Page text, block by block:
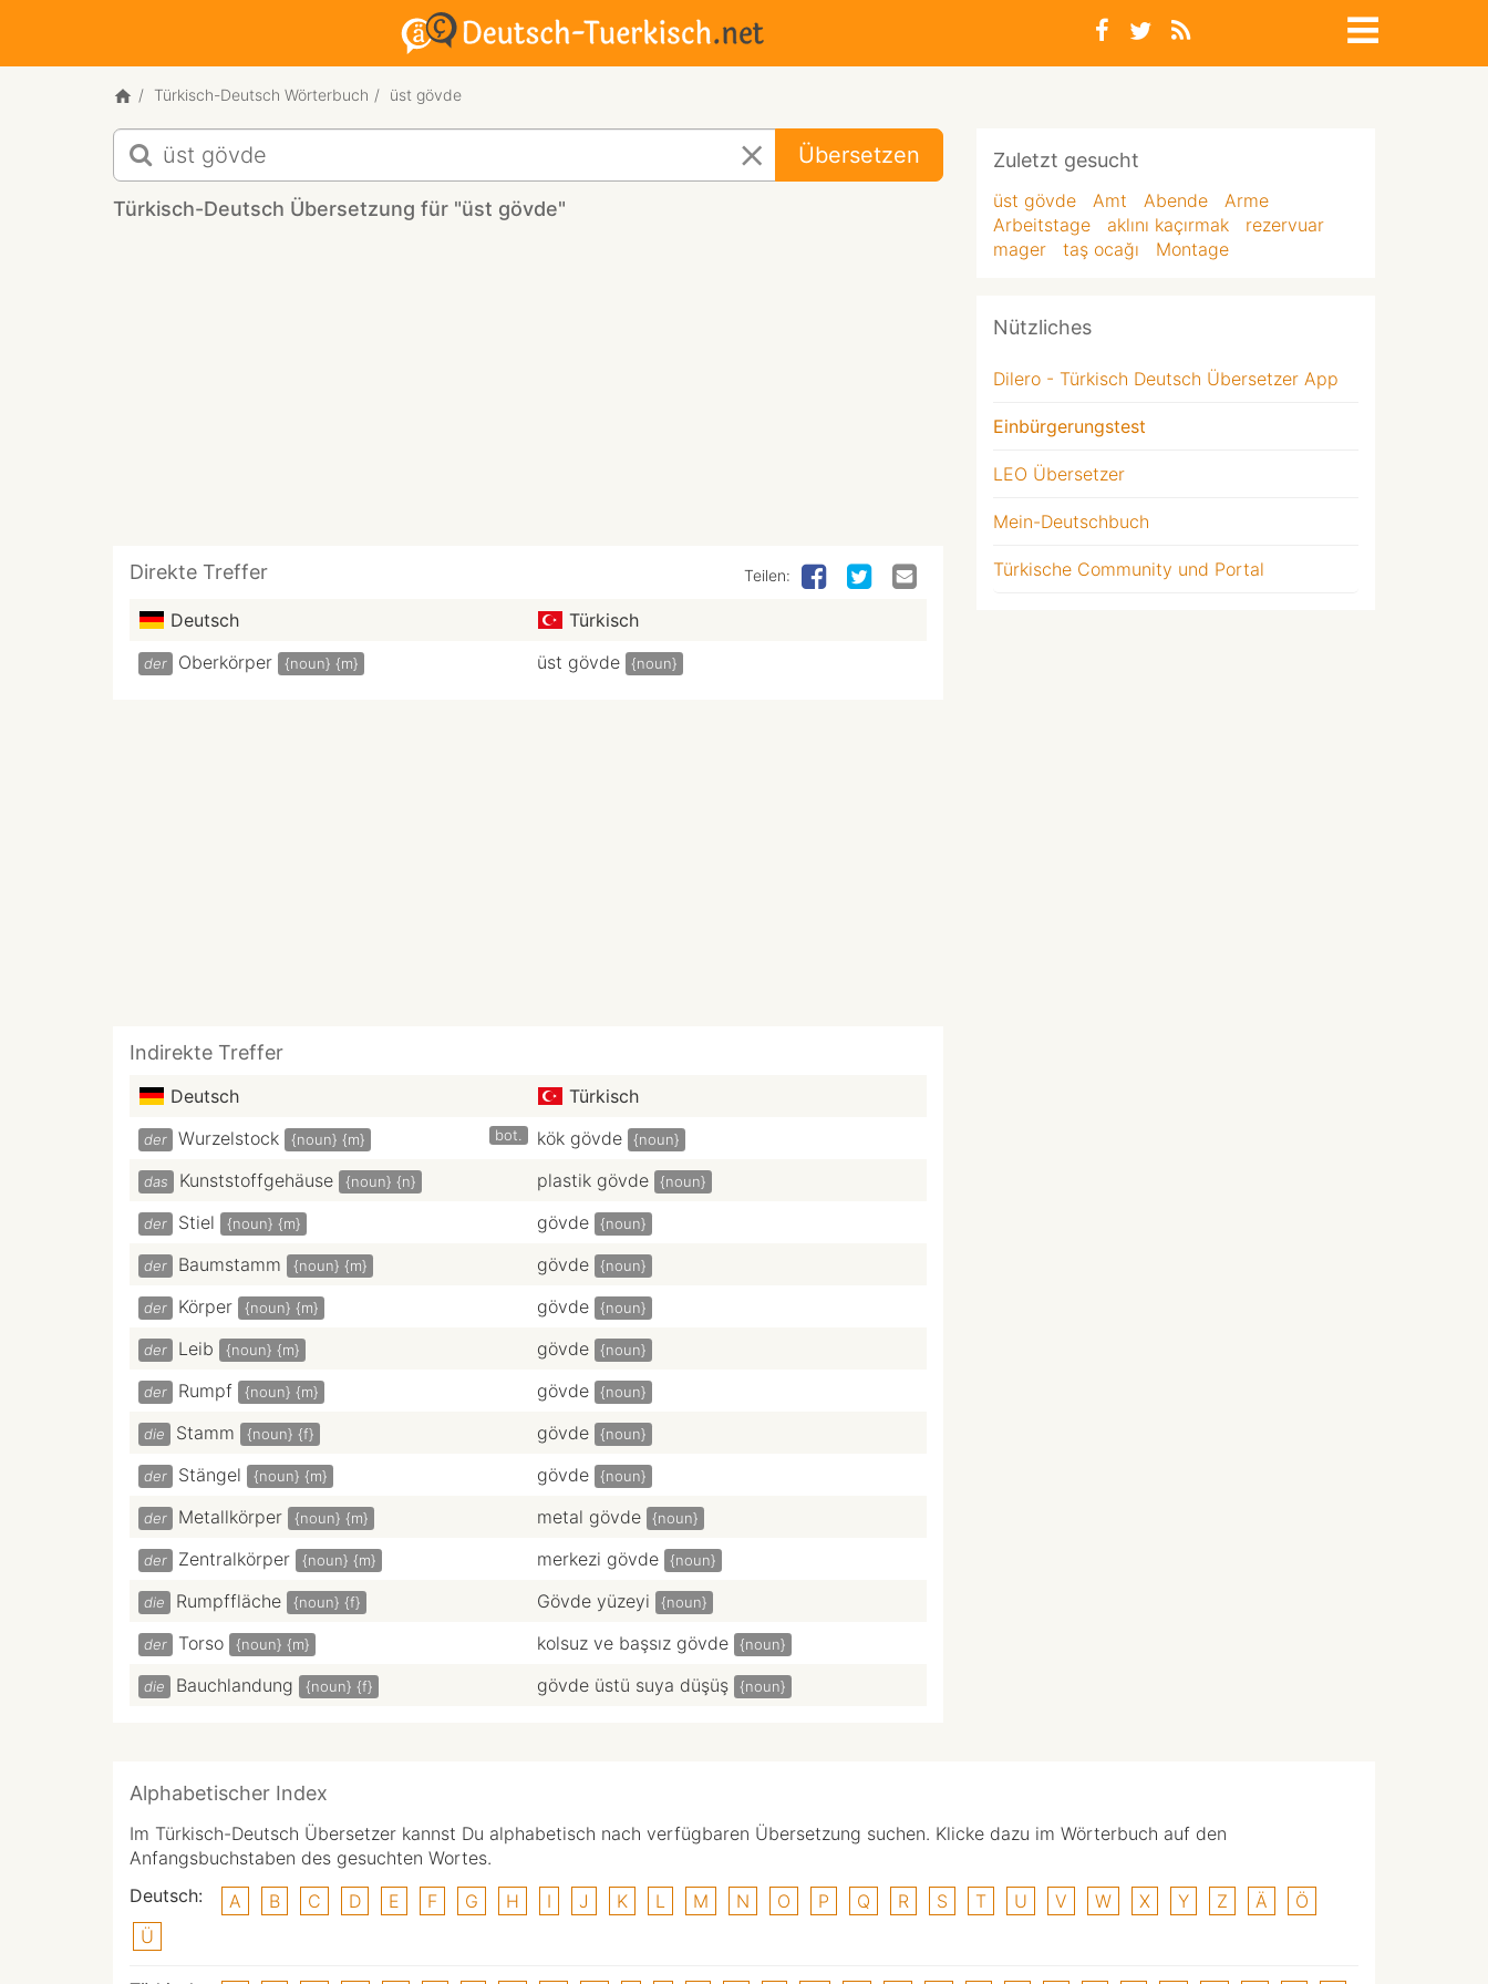
Türkisch-Deutsch Wörterbuch üst gövde
Türkisch-
Deutsch
Übersetzung
für
Übersetzen
Türkisch-Deutsch Übersetzung für "üst gövde"
Direkte Treffer Teilen:
Deutsch Türkisch
der Oberkörper {noun} {m} üst gövde {noun}
Indirekte Treffer
Deutsch Türkisch
der Wurzelstock {noun} {m} bot. kök gövde {noun}
das Kunststoffgehäuse {noun} {n} plastik gövde {noun}
der Stiel {noun} {m} gövde {noun}
der Baumstamm {noun} {m} gövde {noun}
der Körper {noun} {m} gövde {noun}
der Leib {noun} {m} gövde {noun}
der Rumpf {noun} {m} gövde {noun}
die Stamm {noun} {f} gövde {noun}
der Stängel {noun} {m} gövde {noun}
der Metallkörper {noun} {m} metal gövde {noun}
der Zentralkörper {noun} {m} merkezi gövde {noun}
die Rumpffläche {noun} {f} Gövde yüzeyi {noun}
der Torso {noun} {m} kolsuz ve başsız gövde {noun}
die Bauchlandung {noun} {f} gövde üstü suya düşüş {noun}
Zuletzt gesucht
üst gövde Amt Abende
Arme
Arbeitstage
aklını kaçırmak
rezervuar
mager
taş ocağı Montage
Nützliches
Dilero - Türkisch Deutsch Übersetzer App
Einbürgerungstest
LEO Übersetzer
Mein-Deutschbuch
Türkische Community und Portal
Alphabetischer Index
Im Türkisch-Deutsch Übersetzer kannst Du alphabetisch nach verfügbaren Übersetzung suchen. Klicke dazu im Wörterbuch auf den
Anfangsbuchstaben des gesuchten Wortes.
Deutsch:
A B C D E F G H I J K L M N O P Q R S T U V W X Y Z Ä
Ö
Ü